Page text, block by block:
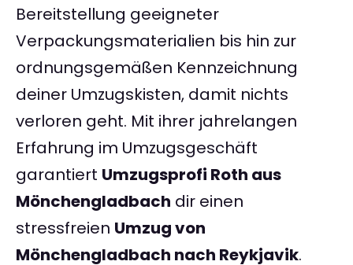
Bereitstellung geeigneter
Verpackungsmaterialien bis hin zur
ordnungsgemäßen Kennzeichnung
deiner Umzugskisten, damit nichts
verloren geht. Mit ihrer jahrelangen
Erfahrung im Umzugsgeschäft
garantiert Umzugsprofi Roth aus
Mönchengladbach dir einen
stressfreien Umzug von
Mönchengladbach nach Reykjavik.